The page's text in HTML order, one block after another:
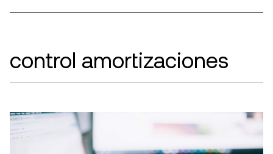
control amortizaciones